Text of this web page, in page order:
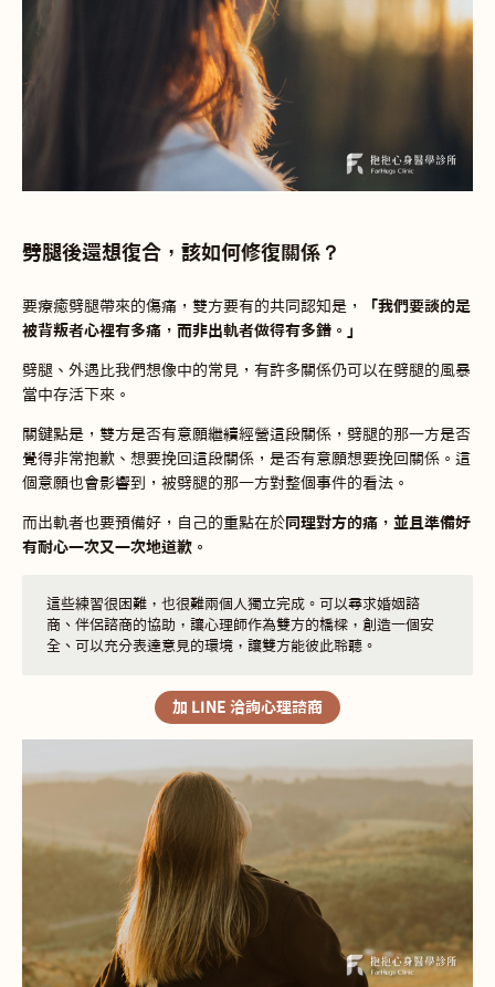
劈腿後還想復合，該如何修復關係？
要療癒劈腿帶來的傷痛，雙方要有的共同認知是，
「我們要談的是
被背叛者心裡有多痛，而非出軌者做得有多錯。」
劈腿、外遇比我們想像中的常見，有許多關係仍可以在劈腿的風暴
當中存活下來。
關鍵點是，雙方是否有意願繼續經營這段關係，劈腿的那一方是否
覺得非常抱歉、想要挽回這段關係，是否有意願想要挽回關係。這
個意願也會影響到，被劈腿的那一方對整個事件的看法。
而出軌者也要預備好，自己的重點在於同理對方的痛，並且準備好
有耐心一次又一次地道歉。
這些練習很困難，也很難兩個人獨立完成。可以尋求婚姻諮
商、伴侶諮商的協助，讓心理師作為雙方的橋樑，創造一個安
全、可以充分表達意見的環境，讓雙方能彼此聆聽。
加 LINE 洽詢心理諮商